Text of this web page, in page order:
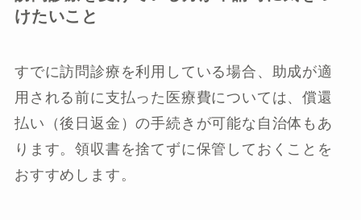
けたいこと
すでに訪問診療を利用している場合、助成が適
用される前に支払った医療費については、償還
払い（後日返金）の手続きが可能な自治体もあ
ります。領収書を捨てずに保管しておくことを
おすすめします。